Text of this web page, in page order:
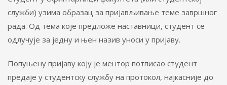
служби) узима образац за пријављивање теме завршног
рада. Од тема које предложе наставници, студент се
одлучује за једну и њен назив уноси у пријаву.
Попуњену пријаву коју је ментор потписао студент
предаје у студентску службу на протокол, најкасније до